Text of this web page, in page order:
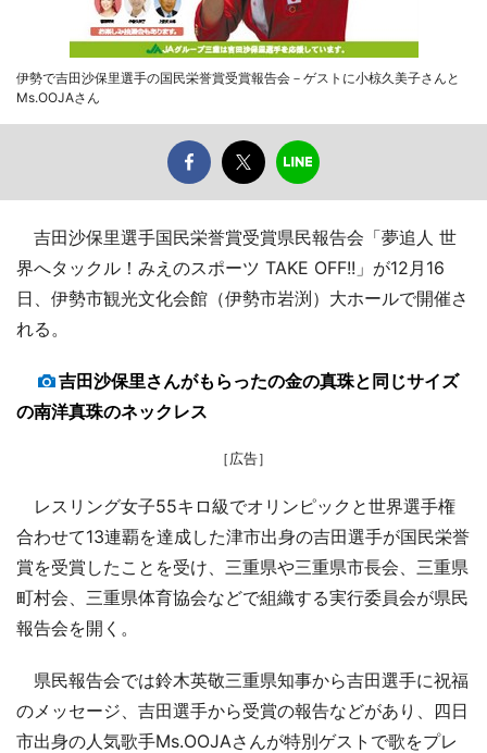
伊勢で吉田沙保里選手の国民栄誉賞受賞報告会－ゲストに小椋久美子さんと
Ms.OOJAさん
吉田沙保里選手国民栄誉賞受賞県民報告会「夢追人 世
界へタックル！みえのスポーツ TAKE OFF!!」が12月16
日、伊勢市観光文化会館（伊勢市岩渕）大ホールで開催さ
れる。
吉田沙保里さんがもらったの金の真珠と同じサイズ
の南洋真珠のネックレス
［広告］
レスリング女子55キロ級でオリンピックと世界選手権
合わせて13連覇を達成した津市出身の吉田選手が国民栄誉
賞を受賞したことを受け、三重県や三重県市長会、三重県
町村会、三重県体育協会などで組織する実行委員会が県民
報告会を開く。
県民報告会では鈴木英敬三重県知事から吉田選手に祝福
のメッセージ、吉田選手から受賞の報告などがあり、四日
市出身の人気歌手Ms.OOJAさんが特別ゲストで歌をプレ